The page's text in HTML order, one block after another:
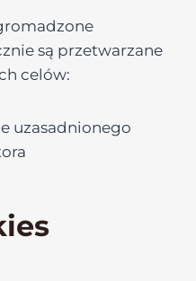
są przetwarzane
celów:
uzasadnionego